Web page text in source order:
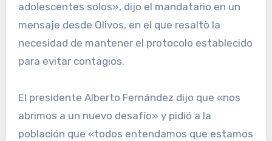
adolescentes solos», dijo el mandatario en un
mensaje desde Olivos, en el que resaltò la
necesidad de mantener el protocolo establecido
para evitar contagios.
El presidente Alberto Fernández dijo que «nos
abrimos a un nuevo desafío» y pidió a la
población que «todos entendamos que estamos